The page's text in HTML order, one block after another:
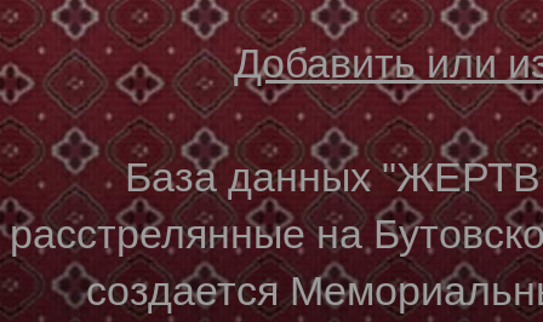
Добавить или
База данных
расстрелянные на
создается